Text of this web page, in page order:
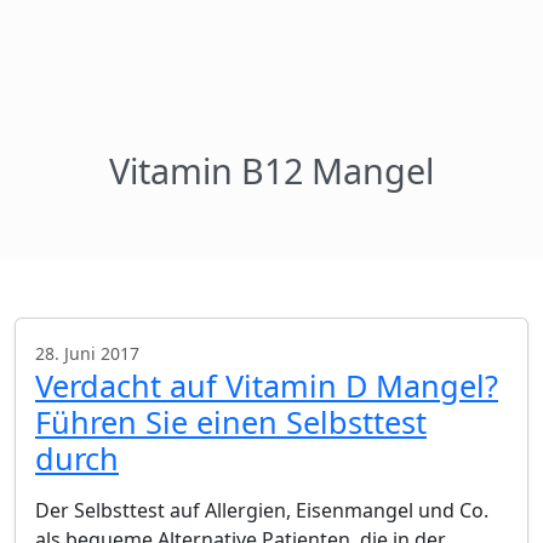
Vitamin B12 Mangel
28. Juni 2017
Verdacht auf Vitamin D Mangel?
Führen Sie einen Selbsttest
durch
Der Selbsttest auf Allergien, Eisenmangel und Co.